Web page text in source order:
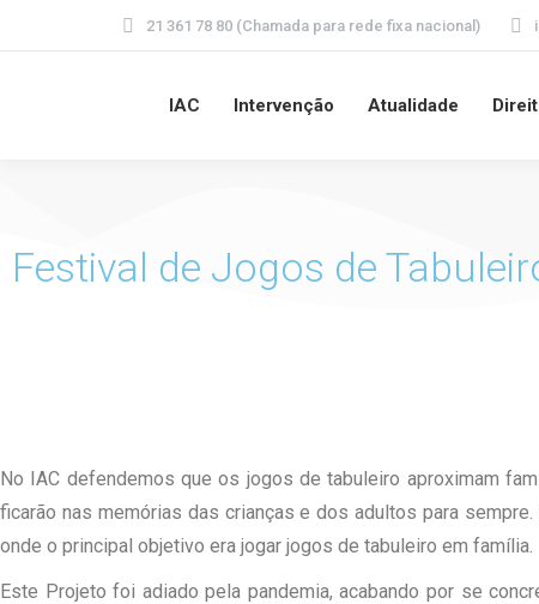
21 361 78 80 (Chamada para rede fixa nacional)
IAC Intervenção Atualidade
Festival de Jogos de
No IAC defendemos que os jogos de tabuleiro aproximam
ficarão nas memórias das crianças e dos adultos para
onde o principal objetivo era jogar jogos de tabuleiro em família.
Este Projeto foi adiado pela pandemia, acabando por se